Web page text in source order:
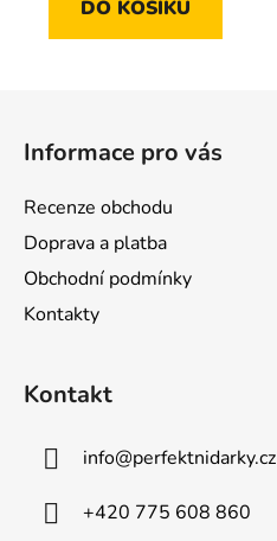
hvězdiček.
DO KOŠÍKU
Informace pro vás
Recenze obchodu
Doprava a platba
Obchodní podmínky
Kontakty
Kontakt
info@perfektnidarky.cz
+420 775 608 860